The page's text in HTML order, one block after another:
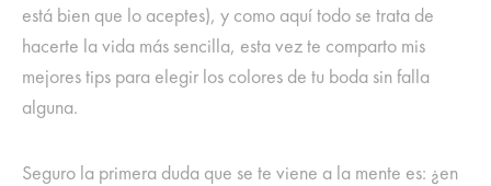
está bien que lo aceptes), y como aquí todo se trata de
hacerte la vida más sencilla, esta vez te comparto mis
mejores tips para elegir los colores de tu boda sin falla
alguna.
Seguro la primera duda que se te viene a la mente es: ¿en